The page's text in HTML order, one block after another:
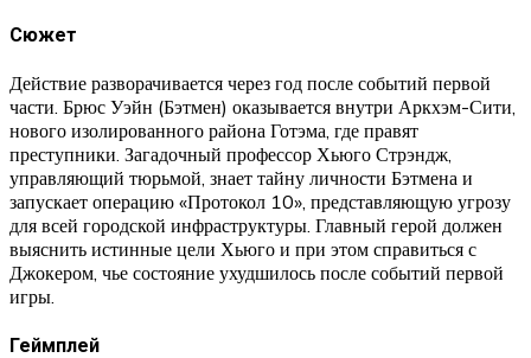
Сюжет
Действие разворачивается через год после событий первой
части. Брюс Уэйн (Бэтмен) оказывается внутри Аркхэм-Сити,
нового изолированного района Готэма, где правят
преступники. Загадочный профессор Хьюго Стрэндж,
управляющий тюрьмой, знает тайну личности Бэтмена и
запускает операцию «Протокол 10», представляющую угрозу
для всей городской инфраструктуры. Главный герой должен
выяснить истинные цели Хьюго и при этом справиться с
Джокером, чье состояние ухудшилось после событий первой
игры.
Геймплей